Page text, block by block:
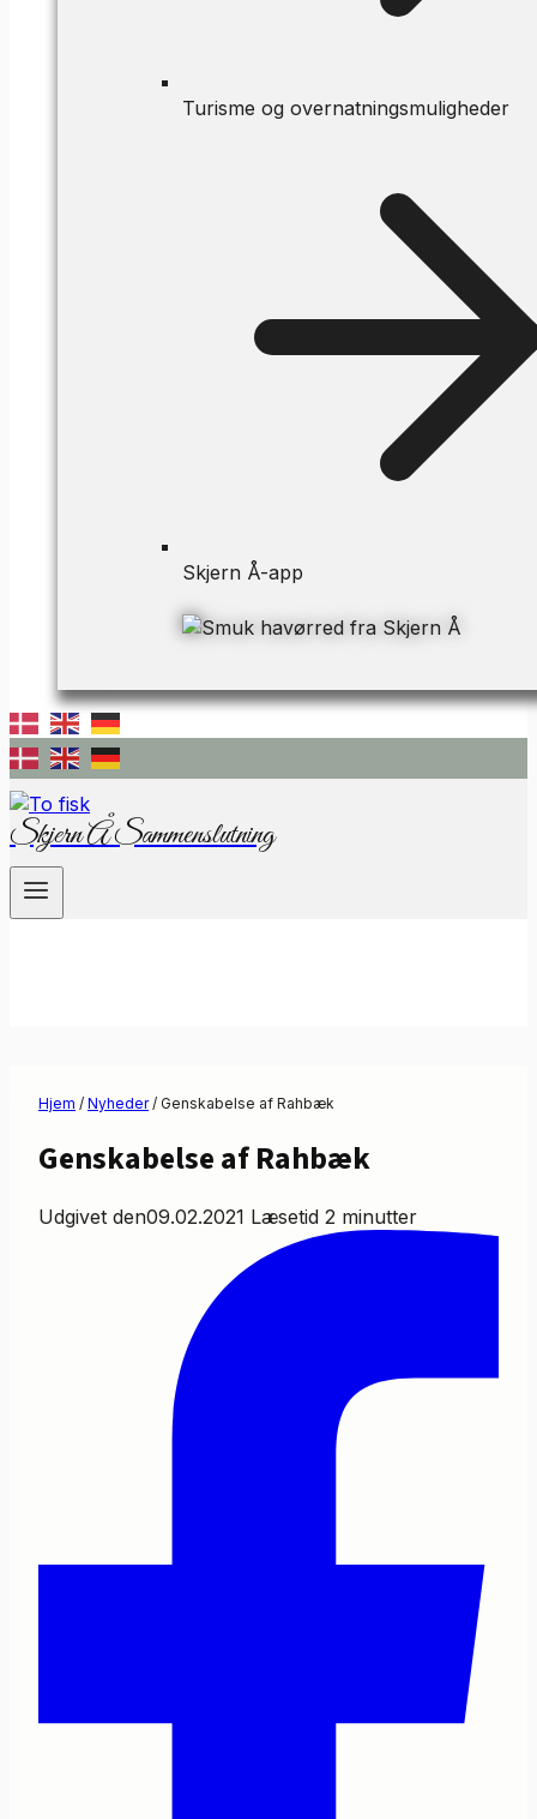
Turisme og overnatningsmuligheder
Skjern Å-app
Skjern Å Sammenslutning
Hjem / Nyheder / Genskabelse af Rahbæk
Genskabelse af Rahbæk
Udgivet den09.02.2021 Læsetid 2 minutter